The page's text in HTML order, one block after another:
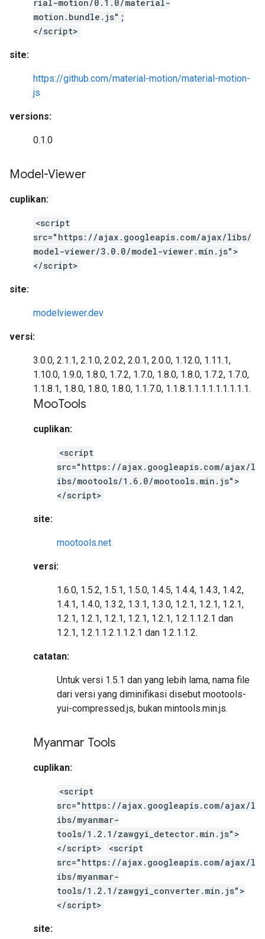
rial-motion/0.1.0/material-
motion.bundle.js";
</script>
site:
https://github.com/material-motion/material-motion-
js
versions:
0.1.0
Model-Viewer
cuplikan:
<script
src="https://ajax.googleapis.com/ajax/libs/
model-viewer/3.0.0/model-viewer.min.js">
</script>
site:
modelviewer.dev
versi:
3.0.0, 2.1.1, 2.1.0, 2.0.2, 2.0.1, 2.0.0, 1.12.0, 1.11.1,
1.10.0, 1.9.0, 1.8.0, 1.7.2, 1.7.0, 1.8.0, 1.8.0, 1.7.2, 1.7.0,
1.1.8.1, 1.8.0, 1.8.0, 1.8.0, 1.1.7.0, 1.1.8.1.1.1.1.1.1.1.1.1.
MooTools
cuplikan:
<script
src="https://ajax.googleapis.com/ajax/l
ibs/mootools/1.6.0/mootools.min.js">
</script>
site:
mootools.net
versi:
1.6.0, 1.5.2, 1.5.1, 1.5.0, 1.4.5, 1.4.4, 1.4.3, 1.4.2,
1.4.1, 1.4.0, 1.3.2, 1.3.1, 1.3.0, 1.2.1, 1.2.1, 1.2.1,
1.2.1, 1.2.1, 1.2.1, 1.2.1, 1.2.1, 1.2.1.1.2.1 dan
1.2.1, 1.2.1.1.2.1.1.2.1 dan 1.2.1.1.2.
catatan:
Untuk versi 1.5.1 dan yang lebih lama, nama file
dari versi yang diminifikasi disebut mootools-
yui-compressed.js, bukan mintools.min.js.
Myanmar Tools
cuplikan:
<script
src="https://ajax.googleapis.com/ajax/l
ibs/myanmar-
tools/1.2.1/zawgyi_detector.min.js">
</script>
<script
src="https://ajax.googleapis.com/ajax/l
ibs/myanmar-
tools/1.2.1/zawgyi_converter.min.js">
</script>
site: